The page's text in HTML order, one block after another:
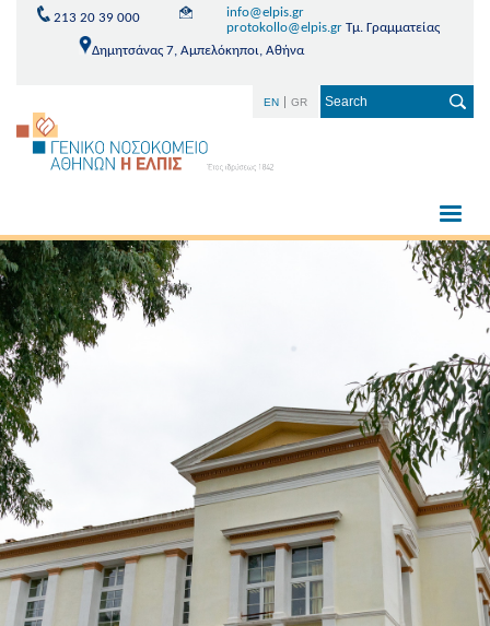
213 20 39 000
info@elpis.gr
protokollo@elpis.grΤμ. Γραμματείας
Δημητσάνας 7, Αμπελόκηποι, Αθήνα
EN GR